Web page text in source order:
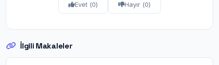
Evet (0) Hayır (0)
İlgili Makaleler